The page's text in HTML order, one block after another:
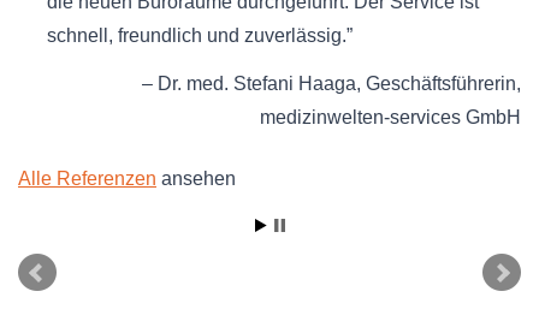
schnell, freundlich und zuverlässig.
Dr. med. Stefani Haaga Geschäftsführerin
medizinwelten-services GmbH
Alle Referenzen ansehen